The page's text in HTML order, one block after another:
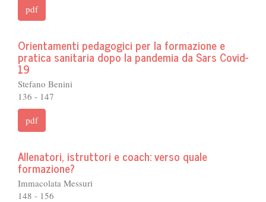
pdf
Orientamenti pedagogici per la formazione e
pratica sanitaria dopo la pandemia da Sars Covid-
19
Stefano Benini
136 - 147
pdf
Allenatori, istruttori e coach: verso quale
formazione?
Immacolata Messuri
148 - 156